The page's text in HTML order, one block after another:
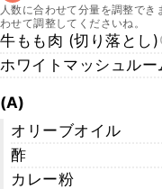
人数に合わせて分量を調整で
わせて調整してくださいね。
牛もも肉 (切り落とし)
ホワイトマッシュルー
(A)
オリーブオイル
酢
カレー粉